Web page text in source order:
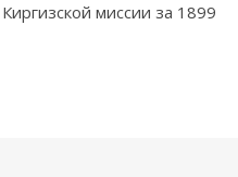
миссии за 1899